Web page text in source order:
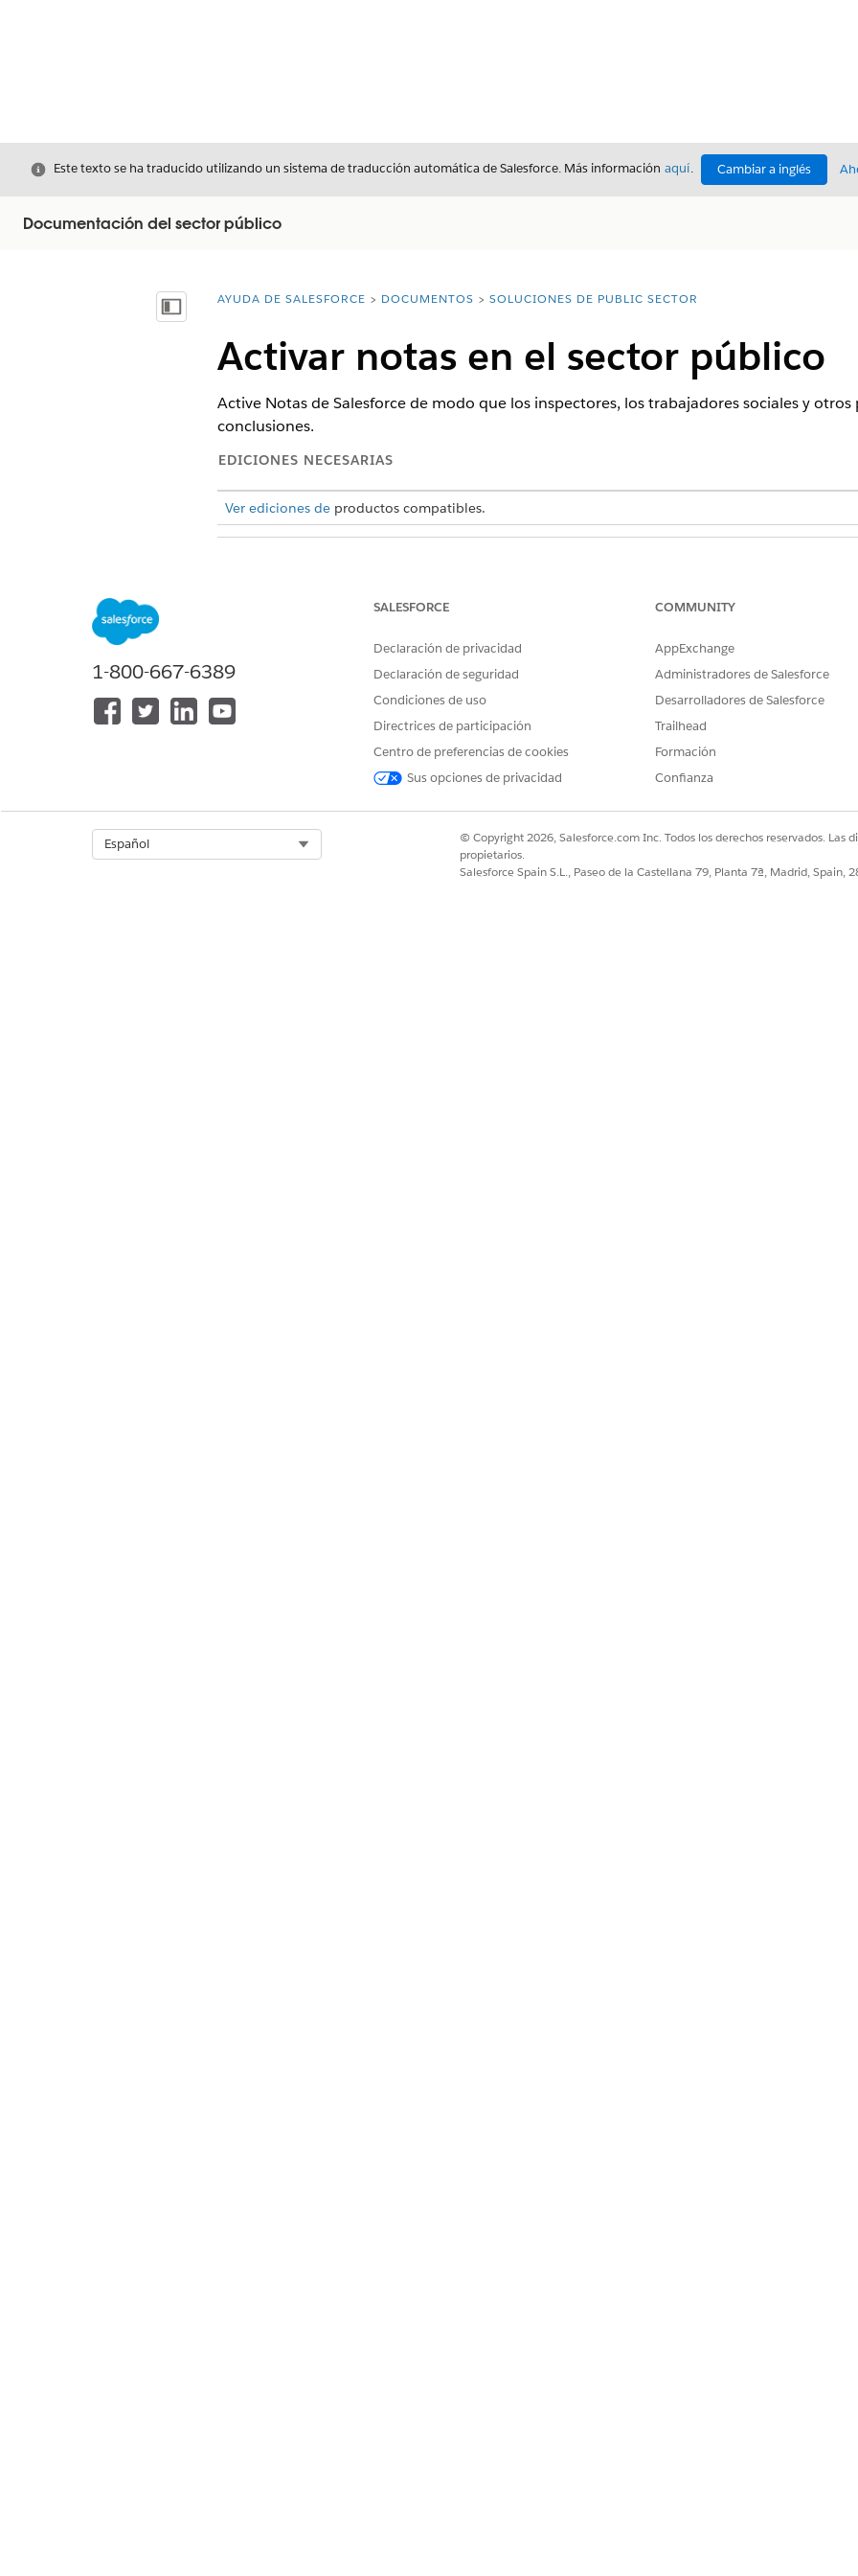
Cerrar
Este texto se ha traducido utilizando un sistema de traducción automática de Salesforce. Más información aquí. Cambiar a inglés
Documentación del sector público
Mostrar índice de materias
Usted está aquí:
AYUDA DE SALESFORCE DOCUMENTOS SOLUCIONES DE PUBLIC SECTOR
Activar notas en el sector público
Active Notas de Salesforce de modo que los inspectores, los trabajadores sociales y
conclusiones.
EDICIONES NECESARIAS
Ver ediciones deproductos compatibles.
Activar notas.
¿RESOLVIÓ ESTE ARTÍCULO SU PROBLEMA?
¡Háganos saber cómo podemos mejorar!
1-800-667-6389
SALESFORCE
Declaración de privacidad
Declaración de seguridad
Condiciones de uso
Directrices de participación
Centro de preferencias de cookies
Sus opciones de privacidad
COMMUNITY
AppExchange
Administradores de Salesforce
Desarrolladores de Salesforce
Trailhead
Formación
Confianza
Español
© Copyright 2026, Salesforce.com Inc. Todos los derechos reservados. Las
propietarios.
Salesforce Spain S.L., Paseo de la Castellana 79, Planta 7ª, Madrid, Spain,